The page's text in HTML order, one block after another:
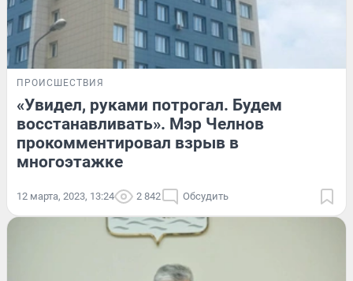
ПРОИСШЕСТВИЯ
«Увидел, руками потрогал. Будем
восстанавливать». Мэр Челнов
прокомментировал взрыв в
многоэтажке
12 марта, 2023, 13:24 2 842 Обсудить